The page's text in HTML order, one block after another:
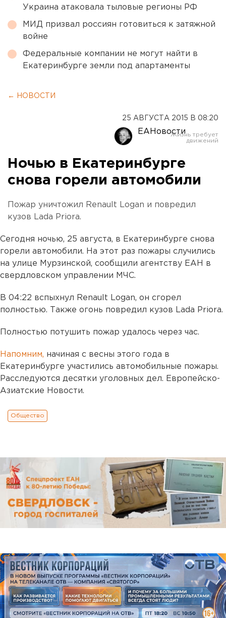
Украина атаковала тыловые регионы РФ
МИД призвал россиян готовиться к затяжной
войне
Федеральные компании не могут найти в
Екатеринбурге земли под апартаменты
← НОВОСТИ
25 АВГУСТА 2015 В 08:20
ЕАНовости
Ночью в Екатеринбурге
снова горели автомобили
Пожар уничтожил Renault Logan и повредил
кузов Lada Priora.
Сегодня ночью, 25 августа, в Екатеринбурге снова
горели автомобили. На этот раз пожары случились
на улице Мурзинской, сообщили агентству ЕАН в
свердловском управлении МЧС.
В 04:22 вспыхнул Renault Logan, он сгорел
полностью. Также огонь повредил кузов Lada Priora.
Полностью потушить пожар удалось через час.
Напомним, начиная с весны этого года в
Екатеринбурге участились автомобильные пожары.
Расследуются десятки уголовных дел. Европейско-
Азиатские Новости.
Общество